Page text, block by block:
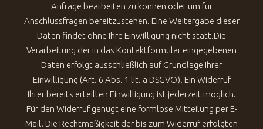
Anfrage bearbeiten zu können oder um für
Anschlussfragen bereitzustehen. Eine Weitergabe dieser
Daten findet ohne Ihre Einwilligung nicht statt.Die
Verarbeitung der in das Kontaktformular eingegebenen
Daten erfolgt ausschließlich auf Grundlage Ihrer
Einwilligung (Art. 6 Abs. 1 lit. a DSGVO). Ein Widerruf
Ihrer bereits erteilten Einwilligung ist jederzeit möglich.
Für den Widerruf genügt eine formlose Mitteilung per E-
Mail. Die Rechtmäßigkeit der bis zum Widerruf erfolgten